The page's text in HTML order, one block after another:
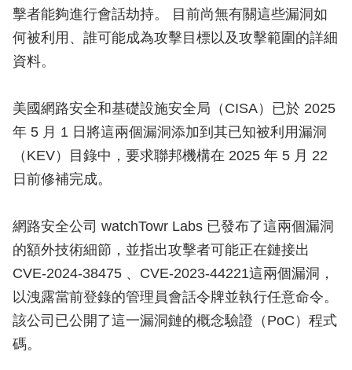
擊者能夠進行會話劫持。 目前尚無有關這些漏洞如
何被利用、誰可能成為攻擊目標以及攻擊範圍的詳細
資料。
美國網路安全和基礎設施安全局（CISA）已於 2025
年 5 月 1 日將這兩個漏洞添加到其已知被利用漏洞
（KEV）目錄中，要求聯邦機構在 2025 年 5 月 22
日前修補完成。
網路安全公司 watchTowr Labs 已發布了這兩個漏洞
的額外技術細節，並指出攻擊者可能正在鏈接出
CVE-2024-38475 、CVE-2023-44221這兩個漏洞，
以洩露當前登錄的管理員會話令牌並執行任意命令。
該公司已公開了這一漏洞鏈的概念驗證（PoC）程式
碼。